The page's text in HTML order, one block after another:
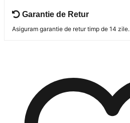
Garantie de Retur
Asiguram garantie de retur timp de 14 zile.